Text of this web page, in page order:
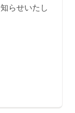
らせいたし